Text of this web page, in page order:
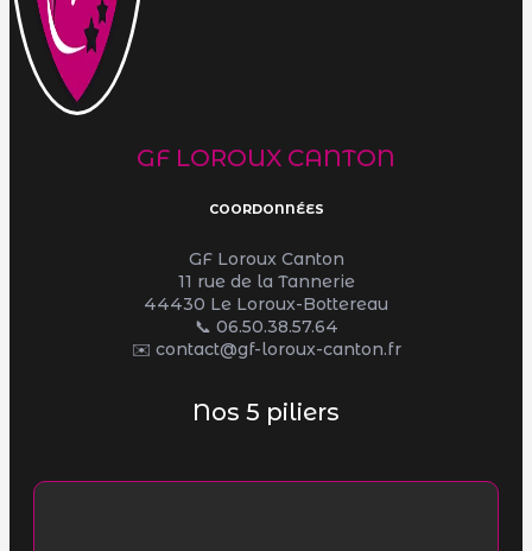
GF LOROUX CANTON
COORDONNÉES
GF Loroux Canton
11 rue de la Tannerie
44430 Le Loroux-Bottereau
📞 06.50.38.57.64
✉️ contact@gf-loroux-canton.fr
Nos 5 piliers